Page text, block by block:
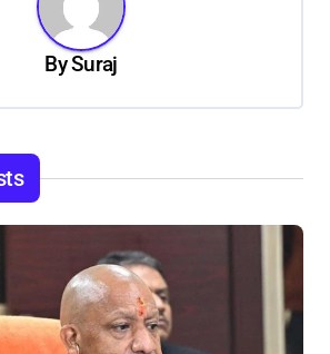
BySuraj